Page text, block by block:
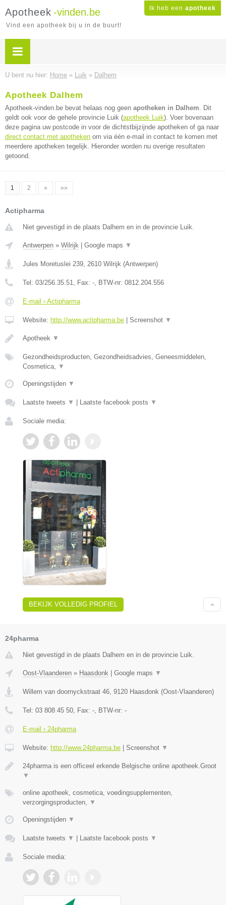
Ik heb een apotheek
Apotheek -vinden.be
Vind een apotheek bij u in de buurt!
U bent nu hier: Home » Luik » Dalhem
Apotheek Dalhem
Apotheek-vinden.be bevat helaas nog geen apotheken in Dalhem. Dit
geldt ook voor de gehele provincie Luik (apotheek Luik). Voer bovenaan
deze pagina uw postcode in voor de dichtstbijzijnde apotheken of ga naar
direct contact met apotheken om via één e-mail in contact te komen met
meerdere apotheken tegelijk. Hieronder worden nu overige resultaten
getoond.
1 2 » »»
Actipharma
Niet gevestigd in de plaats Dalhem en in de provincie Luik.
Antwerpen » Wilrijk Google maps ▼
Jules Moretuslei 239, 2610 Wilrijk (Antwerpen)
Tel: 03/256.35.51, Fax: -, BTW-nr: 0812.204.556
E-mail › Actipharma
Website: http://www.actipharma.be Screenshot ▼
Apotheek ▼
Gezondheidsproducten, Gezondheidsadvies, Geneesmiddelen,
Cosmetica, ▼
Openingstijden ▼
Laatste tweets ▼ Laatste facebook posts ▼
Sociale media:
BEKIJK VOLLEDIG PROFIEL
24pharma
Niet gevestigd in de plaats Dalhem en in de provincie Luik.
Oost-Vlaanderen » Haasdonk Google maps ▼
Willem van doornyckstraat 46 9120 Haasdonk (Oost-Vlaanderen)
Tel: 03 808 45 50 , Fax: - , BTW-nr: -
E-mail › 24pharma
Website: http://www.24pharma.be Screenshot ▼
24pharma is een officeel erkende Belgische online apotheek.Groot
▼
online apotheek, cosmetica, voedingsupplementen,
verzorgingsproducten,
▼
Openingstijden ▼
Laatste tweets ▼ Laatste facebook posts ▼
Sociale media: